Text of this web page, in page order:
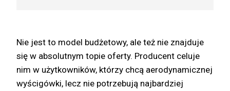
Nie jest to model budżetowy, ale też nie znajduje
się w absolutnym topie oferty. Producent celuje
nim w użytkowników, którzy chcą aerodynamicznej
wyścigówki, lecz nie potrzebują najbardziej